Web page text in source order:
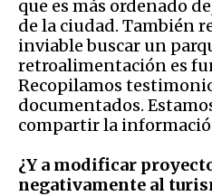
que es más ordenado
de la ciudad. También
inviable buscar un
retroalimentación es
Recopilamos
documentados.
compartir la
¿Y a modificar
negativamente al